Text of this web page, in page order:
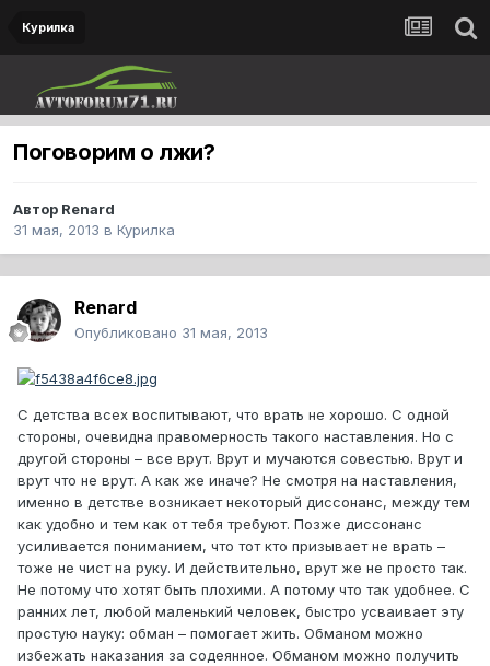
Курилка
Поговорим о лжи?
Автор Renard
31 мая, 2013 в Курилка
Renard
Опубликовано 31 мая, 2013
С детства всех воспитывают, что врать не хорошо. С одной
стороны, очевидна правомерность такого наставления. Но с
другой стороны – все врут. Врут и мучаются совестью. Врут и
врут что не врут. А как же иначе? Не смотря на наставления,
именно в детстве возникает некоторый диссонанс, между тем
как удобно и тем как от тебя требуют. Позже диссонанс
усиливается пониманием, что тот кто призывает не врать –
тоже не чист на руку. И действительно, врут же не просто так.
Не потому что хотят быть плохими. А потому что так удобнее. С
ранних лет, любой маленький человек, быстро усваивает эту
простую науку: обман – помогает жить. Обманом можно
избежать наказания за содеянное. Обманом можно получить